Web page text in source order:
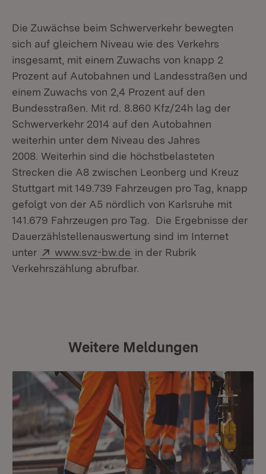
Die Zuwächse beim Schwerverkehr bewegten
sich auf gleichem Niveau wie des Verkehrs
insgesamt, mit einem Zuwachs von knapp 2
Prozent auf Autobahnen und Landesstraßen und
einem Zuwachs von 2,4 Prozent auf den
Bundesstraßen. Mit rd. 8.860 Kfz/24h lag der
Schwerverkehr 2014 auf den Autobahnen
weiterhin unter dem Niveau des Jahres
2008. Weiterhin sind die höchstbelasteten
Strecken die A8 zwischen Leonberg und Kreuz
Stuttgart mit 149.739 Fahrzeugen pro Tag, knapp
gefolgt von der A5 nördlich von Karlsruhe mit
141.679 Fahrzeugen pro Tag. Die Ergebnisse der
Dauerzählstellenauswertung sind im Internet
unter
Extern:
www.svz-bw.de (Öffnet in neuem Fenster)
in der Rubrik
Verkehrszählung abrufbar.
Weitere Meldungen